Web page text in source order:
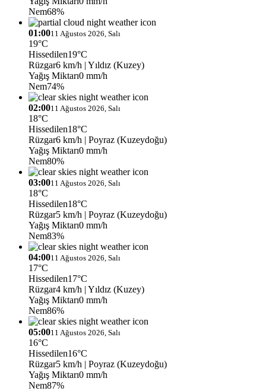
Nem68%
01:0011 Ağustos 2026, Salı
19°C
Hissedilen19°C
Rüzgar6 km/h | Yıldız (Kuzey)
Yağış Miktarı0 mm/h
Nem74%
02:0011 Ağustos 2026, Salı
18°C
Hissedilen18°C
Rüzgar6 km/h | Poyraz (Kuzeydoğu)
Yağış Miktarı0 mm/h
Nem80%
03:0011 Ağustos 2026, Salı
18°C
Hissedilen18°C
Rüzgar5 km/h | Poyraz (Kuzeydoğu)
Yağış Miktarı0 mm/h
Nem83%
04:0011 Ağustos 2026, Salı
17°C
Hissedilen17°C
Rüzgar4 km/h | Yıldız (Kuzey)
Yağış Miktarı0 mm/h
Nem86%
05:0011 Ağustos 2026, Salı
16°C
Hissedilen16°C
Rüzgar5 km/h | Poyraz (Kuzeydoğu)
Yağış Miktarı0 mm/h
Nem87%